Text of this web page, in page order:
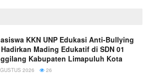
KKN UNP Edukasi Anti-Bullying
Mading Edukatif di SDN 01
Kabupaten Limapuluh Kota
2026 26